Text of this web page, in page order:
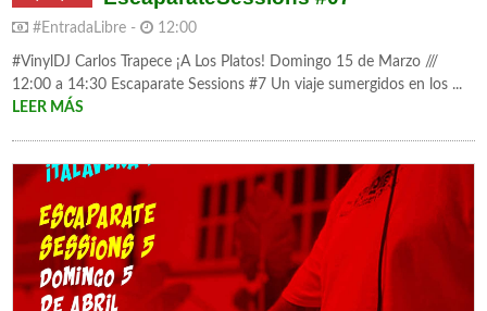
#EntradaLibre - 12:00
#VinylDJ Carlos Trapece ¡A Los Platos! Domingo 15 de Marzo ///
12:00 a 14:30 Escaparate Sessions #7 Un viaje sumergidos en los ...
LEER MÁS